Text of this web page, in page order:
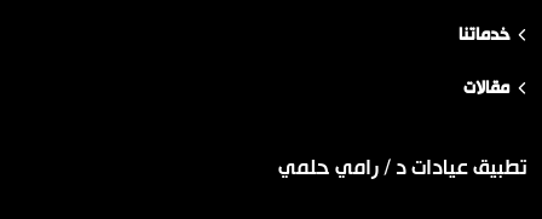
خدماتنا
مقالات
تطبيق عيادات د / رامي حلمي